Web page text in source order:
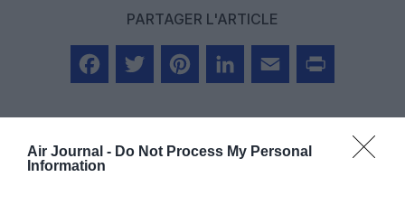
Air Journal - Do Not Process My Personal
Information
PARTAGER L'ARTICLE